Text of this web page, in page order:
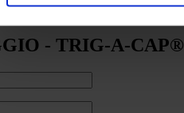
- TRIG-A-CAP®